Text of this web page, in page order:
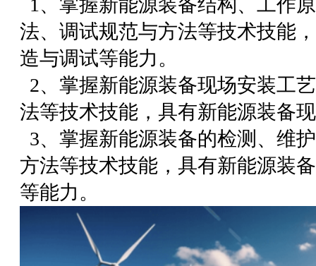
法、调试规范与方法等技术技能
造与调试等能力。
2、掌握新能源装备现场安装工
法等技术技能，具有新能源装备
3、掌握新能源装备的检测、维
方法等技术技能，具有新能源装
等能力。